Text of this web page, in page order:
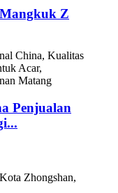
Z
Penjualan
Zhongshan,